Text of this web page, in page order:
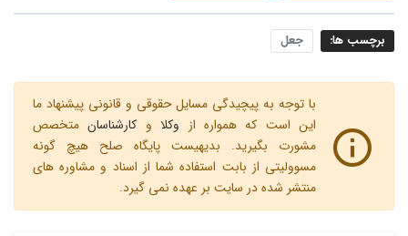
برچسب ها: جعل
با توجه به پیچیدگی مسایل حقوقی و قانونی پیشنهاد ما
این است که همواره از وکلاو کارشناسانمتخصص
مشورت بگیرید. بدیهیست پایگاه صلح هیچ گونه
مسوولیتی از بابت استفاده شما از اسناد و مشاوره های
منتشر شده در سایت بر عهده نمی گیرد.